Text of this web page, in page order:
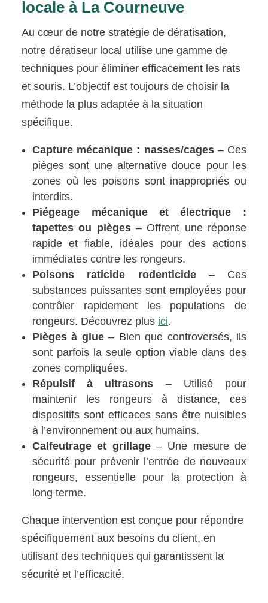
locale à La Courneuve
Au cœur de notre stratégie de dératisation,
notre dératiseur local utilise une gamme de
techniques pour éliminer efficacement les rats
et souris. L’objectif est toujours de choisir la
méthode la plus adaptée à la situation
spécifique.
Capture mécanique : nasses/cages– Ces
pièges sont une alternative douce pour les
zones où les poisons sont inappropriés ou
interdits.
Piégeage mécanique et électrique :
tapettes ou pièges– Offrent une réponse
rapide et fiable, idéales pour des actions
immédiates contre les rongeurs.
Poisons raticide rodenticide– Ces
substances puissantes sont employées pour
contrôler rapidement les populations de
rongeurs. Découvrez plus ici.
Pièges à glue– Bien que controversés, ils
sont parfois la seule option viable dans des
zones compliquées.
Répulsif à ultrasons – Utilisé pour
maintenir les rongeurs à distance, ces
dispositifs sont efficaces sans être nuisibles
à l’environnement ou aux humains.
Calfeutrage et grillage– Une mesure de
sécurité pour prévenir l’entrée de nouveaux
rongeurs, essentielle pour la protection à
long terme.
Chaque intervention est conçue pour répondre
spécifiquement aux besoins du client, en
utilisant des techniques qui garantissent la
sécurité et l’efficacité.